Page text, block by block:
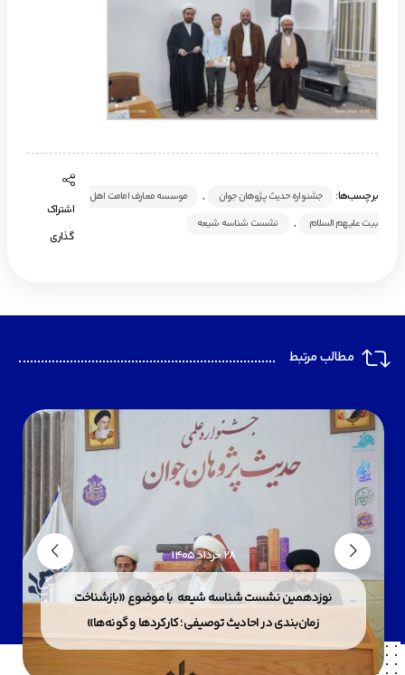
برچسب‌ها: جشنواره حدیث پژوهان جوان ,
موسسه معارف امامت اهل
بیت علیهم السلام
, نشست شناسه شیعه
اشتراک
گذاری
مطالب مرتبط
28 خرداد 1405
نوزدهمین نشست شناسه شیعه با موضوع «بازشناخت
زمان‌بندی در احادیث توصیفی؛ کارکردها و گونه‌ها»